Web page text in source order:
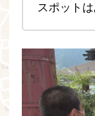
スポット